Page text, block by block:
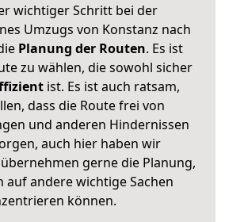
wichtiger Schritt bei der
Umzugs von Konstanz nach
Planung der Routen. Es ist
zu wählen, die sowohl sicher
ist. Es ist auch ratsam,
dass die Route frei von
und anderen Hindernissen
auch hier haben wir
gerne die Planung,
auf andere wichtige Sachen
können.